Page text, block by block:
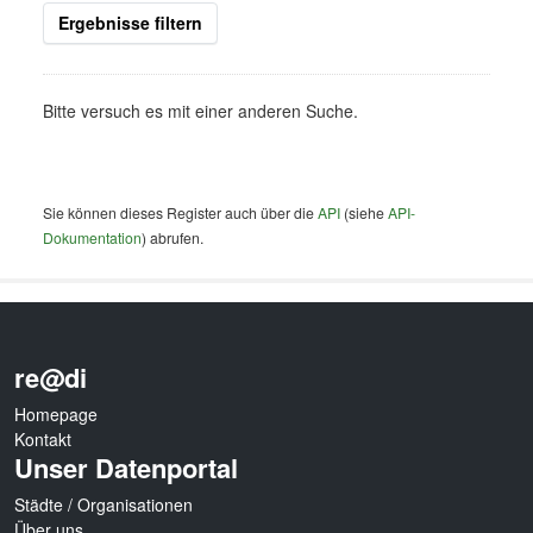
Ergebnisse filtern
Bitte versuch es mit einer anderen Suche.
Sie können dieses Register auch über dieAPI (sieheAPI-
Dokumentation) abrufen.
re@di
Homepage
Kontakt
Unser Datenportal
Städte / Organisationen